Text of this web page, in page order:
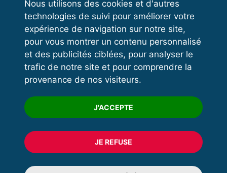
Nous utilisons des cookies et d'autres
technologies de suivi pour améliorer votre
expérience de navigation sur notre site,
pour vous montrer un contenu personnalisé
et des publicités ciblées, pour analyser le
trafic de notre site et pour comprendre la
provenance de nos visiteurs.
J'ACCEPTE
JE REFUSE
VOS ESPACES
Espace dirigeant
Espace licencié
Trouver un club
Formation
© 2020 FFFORCE Tous droits réservés
Mentions légales